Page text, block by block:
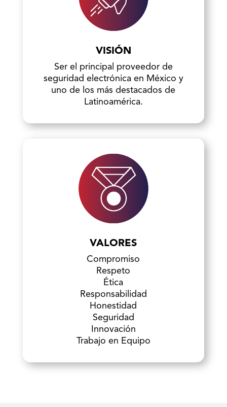
VISIÓN
Ser el principal proveedor de
seguridad electrónica en México y
uno de los más destacados de
Latinoamérica.
VALORES
Compromiso
Respeto
Ética
Responsabilidad
Honestidad
Seguridad
Innovación
Trabajo en Equipo